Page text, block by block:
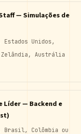
— Simulações de
Estados Unidos,
Zelândia, Austrália
Líder — Backend e
Brasil, Colômbia ou